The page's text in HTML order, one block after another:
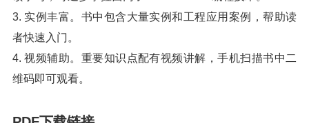
3. 实例丰富。书中包含大量实例和工程应用案例，帮助读
者快速入门。
4. 视频辅助。重要知识点配有视频讲解，手机扫描书中二
维码即可观看。